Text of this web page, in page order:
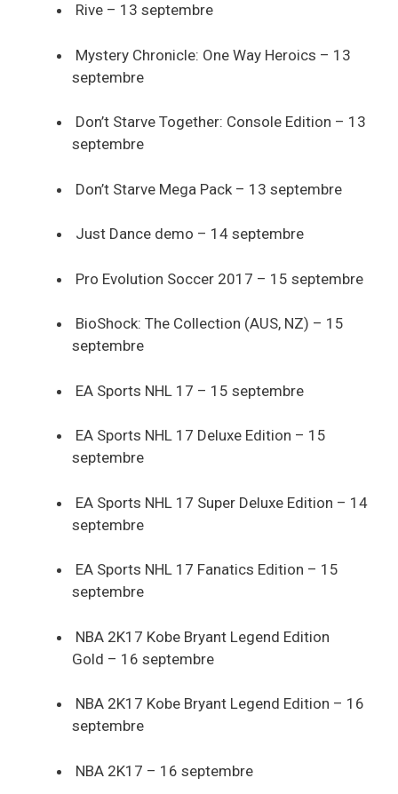
Rive – 13 septembre
Mystery Chronicle: One Way Heroics – 13
septembre
Don’t Starve Together: Console Edition – 13
septembre
Don’t Starve Mega Pack – 13 septembre
Just Dance demo – 14 septembre
Pro Evolution Soccer 2017 – 15 septembre
BioShock: The Collection (AUS, NZ) – 15
septembre
EA Sports NHL 17 – 15 septembre
EA Sports NHL 17 Deluxe Edition – 15
septembre
EA Sports NHL 17 Super Deluxe Edition – 14
septembre
EA Sports NHL 17 Fanatics Edition – 15
septembre
NBA 2K17 Kobe Bryant Legend Edition
Gold – 16 septembre
NBA 2K17 Kobe Bryant Legend Edition – 16
septembre
NBA 2K17 – 16 septembre